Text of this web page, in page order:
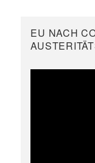
EU NACH